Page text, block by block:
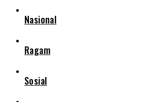
Nasional
Ragam
Sosial